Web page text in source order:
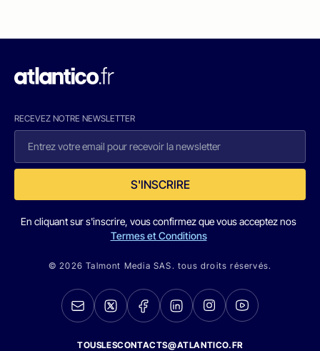
RECEVEZ NOTRE NEWSLETTER
S'INSCRIRE
En cliquant sur s'inscrire, vous confirmez que vous acceptez nos
Termes et Conditions
© 2026 Talmont Media SAS. tous droits réservés.
TOUSLESCONTACTS@ATLANTICO.FR